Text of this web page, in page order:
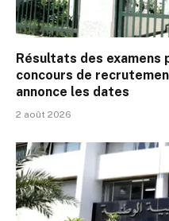
Résultats des
concours de
annonce les dates
2 août 2026